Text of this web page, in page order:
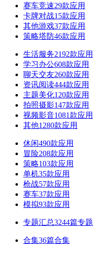
赛车竞速29款应用
卡牌对战15款应用
其他游戏37款应用
策略塔防46款应用
生活服务2192款应用
学习办公608款应用
聊天交友260款应用
资讯阅读444款应用
主题美化120款应用
拍照摄影147款应用
视频影音1081款应用
其他1280款应用
休闲490款应用
冒险208款应用
策略103款应用
单机35款应用
枪战57款应用
赛车37款应用
模拟93款应用
专题汇总3244篇专题
合集36篇合集